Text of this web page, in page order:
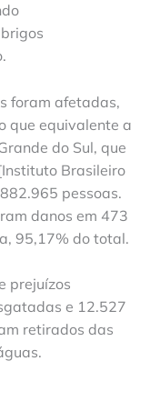
foram afetadas,
que equivalente a
do Sul, que
Brasileiro
pessoas.
danos em 473
95,17% do total.
prejuízos
e 12.527
retirados das